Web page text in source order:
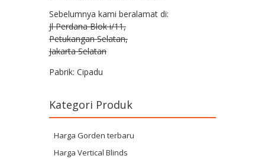
Sebelumnya kami beralamat di:
Jl Perdana Blok i/11,
Petukangan Selatan,
Jakarta Selatan
Pabrik: Cipadu
Kategori Produk
Harga Gorden terbaru
Harga Vertical Blinds